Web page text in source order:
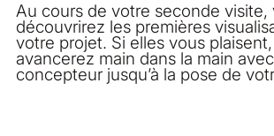
Au cours de votre seconde visite,
découvrirez les premières
votre projet. Si elles vous
avancerez main dans la main
concepteur jusqu’à la pose de